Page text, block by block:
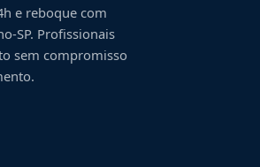
e reboque com
-SP. Profissionais
sem compromisso